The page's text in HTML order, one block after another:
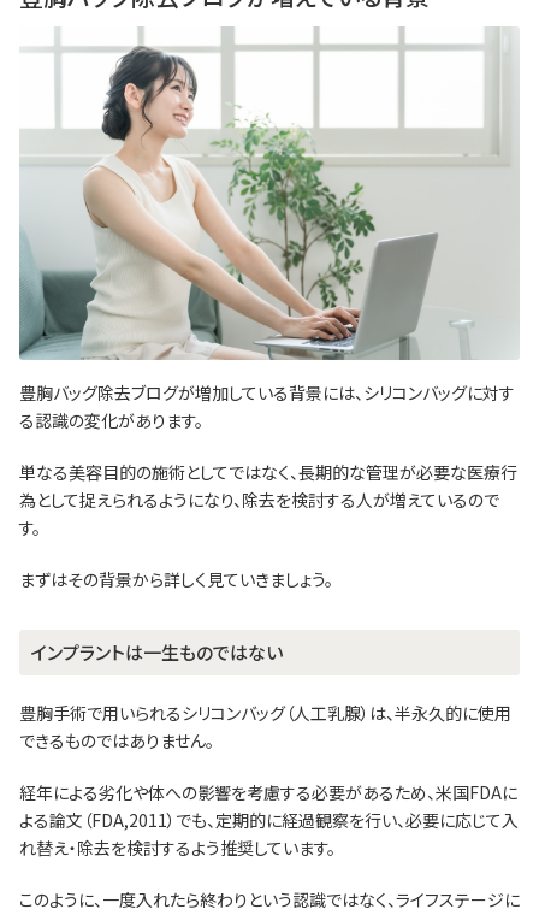
豊胸バッグ除去ブログが増加している背景には、シリコンバッグに対す
る認識の変化があります。
単なる美容目的の施術としてではなく、長期的な管理が必要な医療行
為として捉えられるようになり、除去を検討する人が増えているので
す。
まずはその背景から詳しく見ていきましょう。
インプラントは一生ものではない
豊胸手術で用いられるシリコンバッグ（人工乳腺）は、半永久的に使用
できるものではありません。
経年による劣化や体への影響を考慮する必要があるため、米国FDAに
よる論文（FDA,2011）でも、定期的に経過観察を行い、必要に応じて入
れ替え・除去を検討するよう推奨しています。
このように、一度入れたら終わりという認識ではなく、ライフステージに